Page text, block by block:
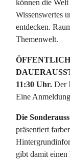
können die
Wissenswertes
entdecken.
Themenwelt.
11:30 Uhr. Der
Eine
Die
präsentiert
gibt damit